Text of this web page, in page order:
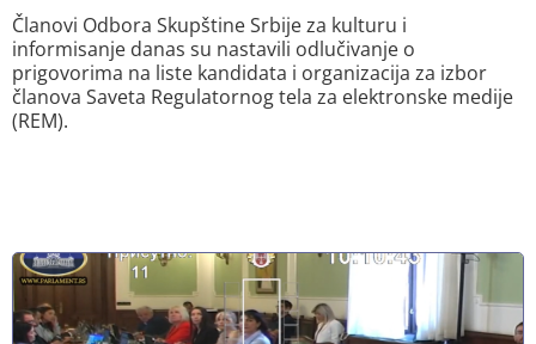
Članovi Odbora Skupštine Srbije za kulturu i
informisanje danas su nastavili odlučivanje o
prigovorima na liste kandidata i organizacija za izbor
članova Saveta Regulatornog tela za elektronske medije
(REM).